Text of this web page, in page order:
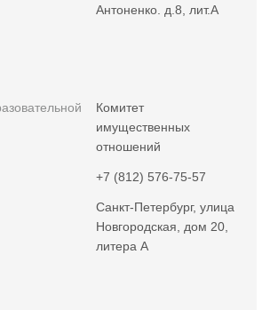
Антоненко. д.8, лит.А
Комитет
имущественных
отношений
+7 (812) 576-75-57
Санкт-Петербург, улица
Новгородская, дом 20,
литера А